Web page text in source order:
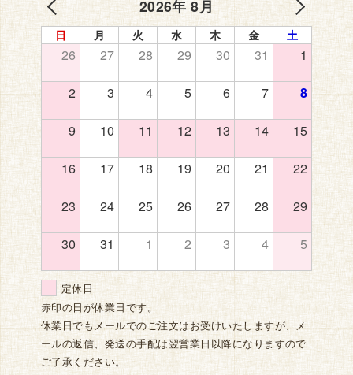
2026年 8月
日 月 火 水 木 金 土
26 27 28 29 30 31 1
2 3 4 5 6 7 8
9 10 11 12 13 14 15
16 17 18 19 20 21 22
23 24 25 26 27 28 29
30 31 1 2 3 4 5
定休日
赤印の日が休業日です。
休業日でもメールでのご注文はお受けいたしますが、メ
ールの返信、発送の手配は翌営業日以降になりますので
ご了承ください。